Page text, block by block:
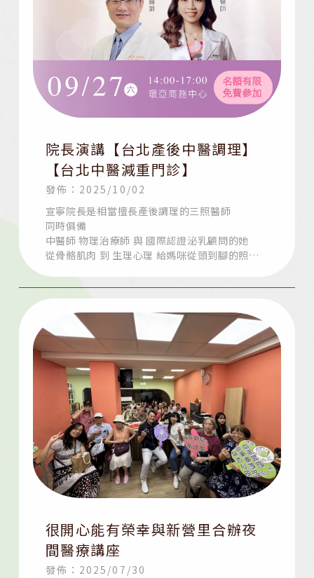
院長演講【台北產後中醫調理】
【台北中醫減重門診】
發佈：2025/10/02
宣寧院長是相當擅長產後調理的三照醫師
同時俱備
中醫師 物理治療師 與 國際認證泌乳顧問的她
從骨骼肌肉 到 生理心理 給媽咪從頭到腳的照顧
很開心能有榮幸與新營里合辦夜
間醫療講座
發佈：2025/07/30